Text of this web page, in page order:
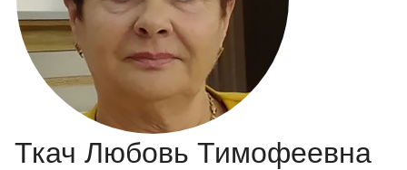
Ткач Любовь Тимофеевна